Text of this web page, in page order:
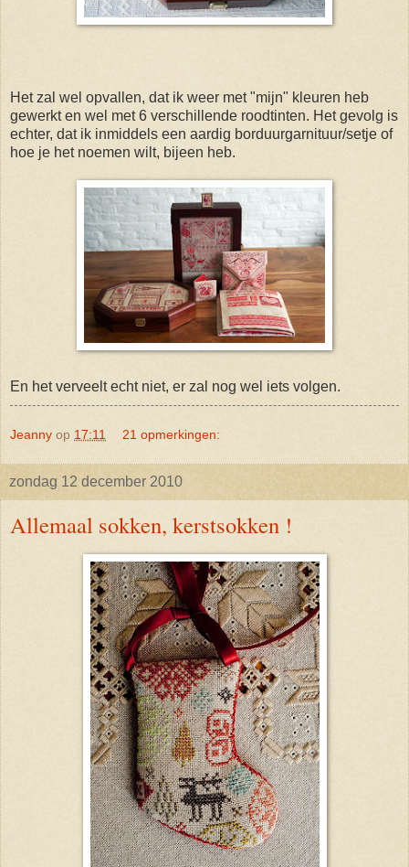
Het zal wel opvallen, dat ik weer met "mijn" kleuren heb
gewerkt en wel met 6 verschillende roodtinten. Het gevolg is
echter, dat ik inmiddels een aardig borduurgarnituur/setje of
hoe je het noemen wilt, bijeen heb.
En het verveelt echt niet, er zal nog wel iets volgen.
Jeanny op 17:11 21 opmerkingen:
zondag 12 december 2010
Allemaal sokken, kerstsokken !